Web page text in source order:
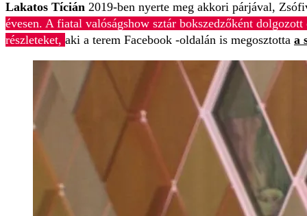
Lakatos Tícián 2019-ben nyerte meg akkori párjával,
évesen. A fiatal valóságshow sztár bokszedzőként
részleteket, aki a terem Facebook -oldalán is megosztotta a